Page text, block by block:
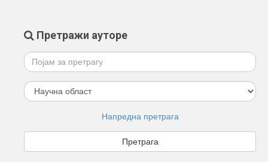
Претражи ауторе
Напредна претрага